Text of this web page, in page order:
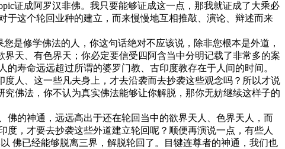
证成阿罗汉非佛。我只要能够证成这一点，那我就证成了大乘必
这个轮回业种的建立，而来慢慢地互相推敲、演论、辩述而来
是修学佛法的人，你这句话绝对不应该说，除非您根本是外道，
天、有色界天；你必定要信受四阿含当中分明记载了非常多的案
寿命远远超过所谓的婆罗门教、古印度教存在于人间的时间。
人、这一些凡夫身上，才去沿袭而去抄袭这些观念吗？所以才说
佛法，你不认为真实佛法能够让你解脱，那你无妨继续这样子的
的神通，远远高出于还在轮回当中的欲界天人、色界天人，而
，才要去抄袭这些外道建立轮回呢？顺便再演说一点，有些人
佛已经能够脱离三界，解脱轮回了。目犍连尊者的神通，我们也